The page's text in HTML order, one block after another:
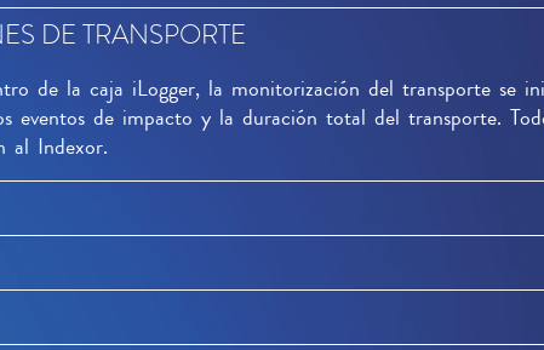
DE TRANSPORTE
de la caja iLogger, la monitorización del transporte se
eventos de impacto y la duración total del transporte.
al Indexor.